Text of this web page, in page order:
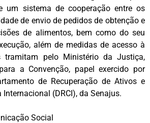
um sistema de cooperação entre os
de envio de pedidos de obtenção e
de alimentos, bem como do seu
além de medidas de acesso à
tramitam pelo Ministério da Justiça,
a Convenção, papel exercido por
de Recuperação de Ativos e
(DRCI), da Senajus.
Social